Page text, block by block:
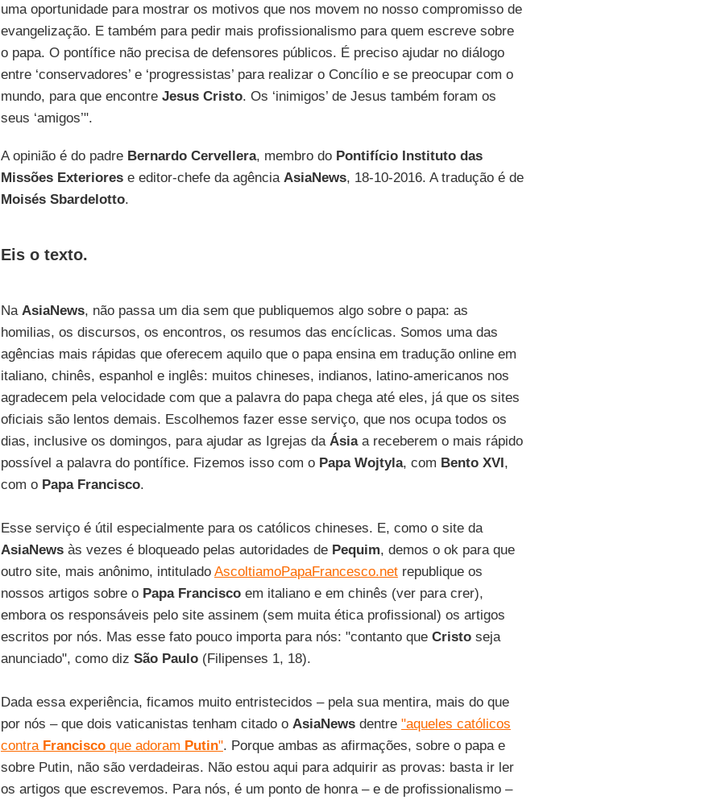
uma oportunidade para mostrar os motivos que nos movem no nosso compromisso de
evangelização. E também para pedir mais profissionalismo para quem escreve sobre
o papa. O pontífice não precisa de defensores públicos. É preciso ajudar no diálogo
entre ‘conservadores’ e ‘progressistas’ para realizar o Concílio e se preocupar com o
mundo, para que encontre Jesus Cristo. Os ‘inimigos’ de Jesus também foram os
seus ‘amigos’".
A opinião é do padre Bernardo Cervellera, membro do Pontifício Instituto das
Missões Exteriorese editor-chefe da agência AsiaNews, 18-10-2016. A tradução é de
Moisés Sbardelotto.
Eis o texto.
Na AsiaNews, não passa um dia sem que publiquemos algo sobre o papa: as
homilias, os discursos, os encontros, os resumos das encíclicas. Somos uma das
agências mais rápidas que oferecem aquilo que o papa ensina em tradução online em
italiano, chinês, espanhol e inglês: muitos chineses, indianos, latino-americanos nos
agradecem pela velocidade com que a palavra do papa chega até eles, já que os sites
oficiais são lentos demais. Escolhemos fazer esse serviço, que nos ocupa todos os
dias, inclusive os domingos, para ajudar as Igrejas da Ásiaa receberem o mais rápido
possível a palavra do pontífice. Fizemos isso com o Papa Wojtyla, com Bento XVI,
com o Papa Francisco.
Esse serviço é útil especialmente para os católicos chineses. E, como o site da
AsiaNewsàs vezes é bloqueado pelas autoridades de Pequim, demos o ok para que
outro site, mais anônimo, intitulado AscoltiamoPapaFrancesco.netrepublique os
nossos artigos sobre o Papa Franciscoem italiano e em chinês (ver para crer),
embora os responsáveis pelo site assinem (sem muita ética profissional) os artigos
escritos por nós. Mas esse fato pouco importa para nós: "contanto que Cristoseja
anunciado", como diz São Paulo(Filipenses 1, 18).
Dada essa experiência, ficamos muito entristecidos – pela sua mentira, mais do que
por nós – que dois vaticanistas tenham citado o AsiaNewsdentre "aqueles católicos
contra Franciscoque adoram Putin". Porque ambas as afirmações, sobre o papa e
sobre Putin, não são verdadeiras. Não estou aqui para adquirir as provas: basta ir ler
os artigos que escrevemos. Para nós, é um ponto de honra – e de profissionalismo –